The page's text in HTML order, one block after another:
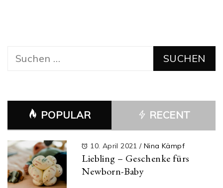
Suchen
POPULAR RECENT
10. April 2021/ Nina Kämpf
Liebling – Geschenke fürs
Newborn-Baby